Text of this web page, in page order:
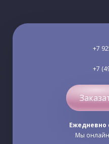
+7
+7
Ежедневно
Мы